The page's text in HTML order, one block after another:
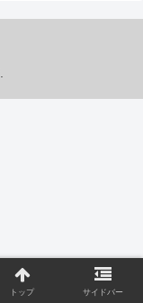
トップ サイドバー